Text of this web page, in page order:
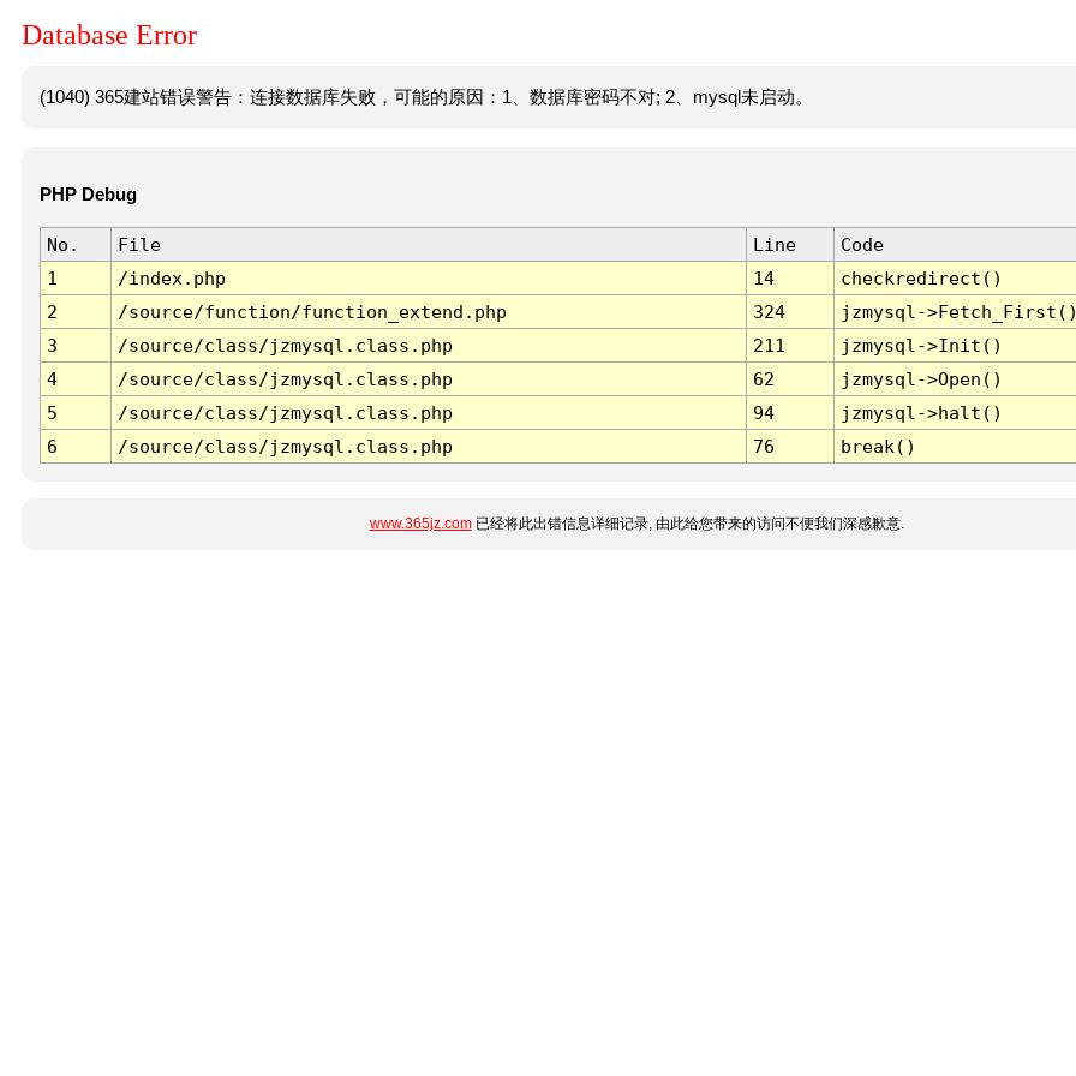
Database Error
(1040) 365建站错误警告：连接数据库失败，可能的原因：1、数据库密码不对; 2、mysql未启动。
PHP Debug
No. File Line
Code
1
/index.php 14
checkredirect()
2
/source/function/function_extend.php 324
jzmysql-
3
/source/class/jzmysql.class.php 211
jzmysql->Init()
4
/source/class/jzmysql.class.php 62
jzmysql->Open()
5
/source/class/jzmysql.class.php 94
jzmysql->halt()
6
/source/class/jzmysql.class.php 76 break()
www.365jz.com已经将此出错信息详细记录, 由此给您带来的访问不便我们深感歉意.